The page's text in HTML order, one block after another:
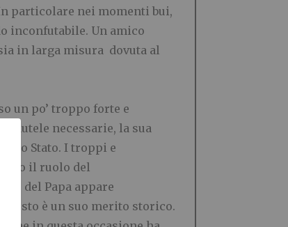
particolare nei momenti bui,
inconfutabile. Un amico
in larga misura dovuta al
un po’ troppo forte e
cautele necessarie, la sua
Stato. I troppi e
il ruolo del
del Papa appare
è un suo merito storico.